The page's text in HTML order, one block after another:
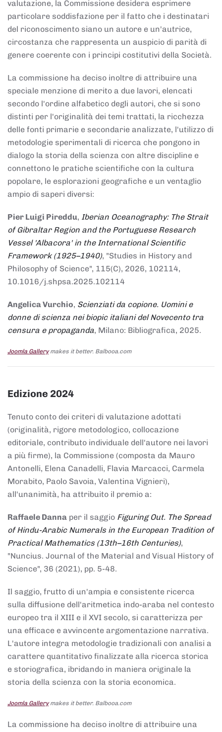
valutazione, la Commissione desidera esprimere
particolare soddisfazione per il fatto che i destinatari
del riconoscimento siano un autore e un'autrice,
circostanza che rappresenta un auspicio di parità di
genere coerente con i principi costitutivi della Società.
La commissione ha deciso inoltre di attribuire una
speciale menzione di merito a due lavori, elencati
secondo l'ordine alfabetico degli autori, che si sono
distinti per l'originalità dei temi trattati, la ricchezza
delle fonti primarie e secondarie analizzate, l'utilizzo di
metodologie sperimentali di ricerca che pongono in
dialogo la storia della scienza con altre discipline e
connettono le pratiche scientifiche con la cultura
popolare, le esplorazioni geografiche e un ventaglio
ampio di saperi diversi:
Pier Luigi Pireddu, Iberian Oceanography: The Strait
of Gibraltar Region and the Portuguese Research
Vessel 'Albacora' in the International Scientific
Framework (1925–1940), "Studies in History and
Philosophy of Science", 115(C), 2026, 102114,
10.1016/j.shpsa.2025.102114
Angelica Vurchio, Scienziati da copione. Uomini e
donne di scienza nei biopic italiani del Novecento tra
censura e propaganda, Milano: Bibliografica, 2025.
Joomla Gallerymakes it better. Balbooa.com
Edizione 2024
Tenuto conto dei criteri di valutazione adottati
(originalità, rigore metodologico, collocazione
editoriale, contributo individuale dell'autore nei lavori
a più firme), la Commissione (composta da Mauro
Antonelli, Elena Canadelli, Flavia Marcacci, Carmela
Morabito, Paolo Savoia, Valentina Vignieri),
all'unanimità, ha attribuito il premio a:
Raffaele Danna per il saggio Figuring Out. The Spread
of Hindu-Arabic Numerals in the European Tradition of
Practical Mathematics (13th–16th Centuries),
"Nuncius. Journal of the Material and Visual History of
Science", 36 (2021), pp. 5-48.
Il saggio, frutto di un'ampia e consistente ricerca
sulla diffusione dell'aritmetica indo-araba nel contesto
europeo tra il XIII e il XVI secolo, si caratterizza per
una efficace e avvincente argomentazione narrativa.
L'autore integra metodologie tradizionali con analisi a
carattere quantitativo finalizzate alla ricerca storica
e storiografica, ibridando in maniera originale la
storia della scienza con la storia economica.
Joomla Gallerymakes it better. Balbooa.com
La commissione ha deciso inoltre di attribuire una